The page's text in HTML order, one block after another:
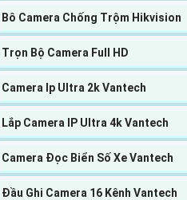
Bô Camera Chống Trộm Hikvision
Trọn Bộ Camera Full HD
Camera Ip Ultra 2k Vantech
Lắp Camera IP Ultra 4k Vantech
Camera Đọc Biển Số Xe Vantech
Đầu Ghi Camera 16 Kênh Vantech